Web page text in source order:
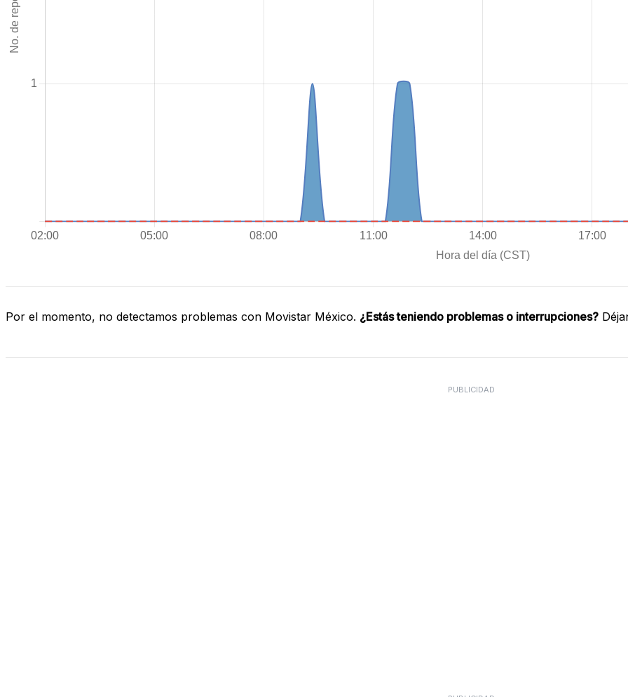
Por el momento, no detectamos problemas con Movistar México. ¿Estás teniendo problemas o interrupciones?
PUBLICIDAD